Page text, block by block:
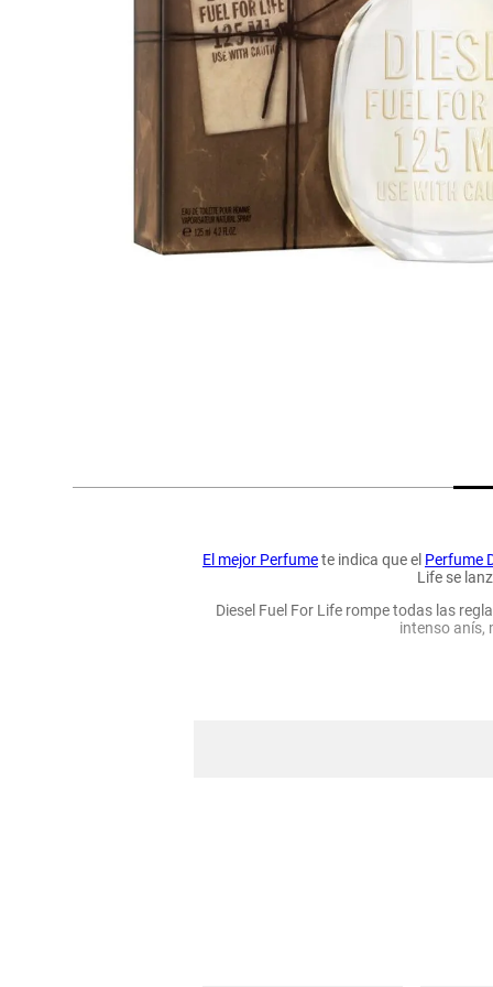
lácteos y refrigerados
vinos y licores
cuidado del bebé
mascotas
El mejor Perfumete indica que el Perfume
Life se
Diesel Fuel For Life rompe todas las
intenso anís,
Mantequilla